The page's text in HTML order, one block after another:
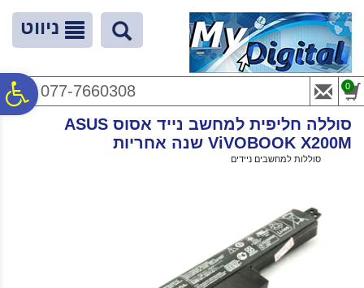
נגישות
המרכזי
ניווט
077-7660308 0
סוללה חליפית למחשב נייד אסוס ASUS
ViVOBOOK X200M שנה אחריות
סוללות למחשבים ניידים